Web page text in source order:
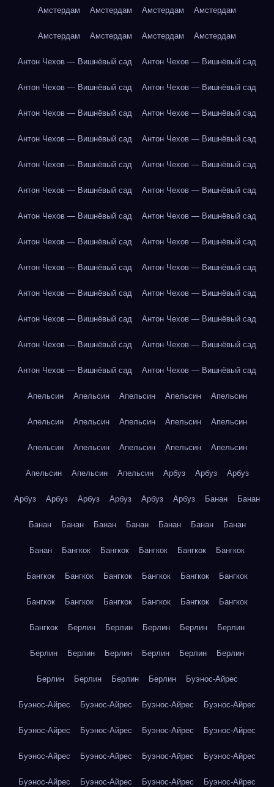
Амстердам Амстердам Амстердам Амстердам
Амстердам Амстердам Амстердам Амстердам
Антон Чехов — Вишнёвый сад Антон Чехов — Вишнёвый сад
Антон Чехов — Вишнёвый сад Антон Чехов — Вишнёвый сад
Антон Чехов — Вишнёвый сад Антон Чехов — Вишнёвый сад
Антон Чехов — Вишнёвый сад Антон Чехов — Вишнёвый сад
Антон Чехов — Вишнёвый сад Антон Чехов — Вишнёвый сад
Антон Чехов — Вишнёвый сад Антон Чехов — Вишнёвый сад
Антон Чехов — Вишнёвый сад Антон Чехов — Вишнёвый сад
Антон Чехов — Вишнёвый сад Антон Чехов — Вишнёвый сад
Антон Чехов — Вишнёвый сад Антон Чехов — Вишнёвый сад
Антон Чехов — Вишнёвый сад Антон Чехов — Вишнёвый сад
Антон Чехов — Вишнёвый сад Антон Чехов — Вишнёвый сад
Антон Чехов — Вишнёвый сад Антон Чехов — Вишнёвый сад
Антон Чехов — Вишнёвый сад Антон Чехов — Вишнёвый сад
Апельсин Апельсин Апельсин Апельсин Апельсин
Апельсин Апельсин Апельсин Апельсин Апельсин
Апельсин Апельсин Апельсин Апельсин Апельсин
Апельсин Апельсин Апельсин Арбуз Арбуз Арбуз
Арбуз Арбуз Арбуз Арбуз Арбуз Арбуз Банан Банан
Банан Банан Банан Банан Банан Банан Банан
Банан Бангкок Бангкок Бангкок Бангкок Бангкок
Бангкок Бангкок Бангкок Бангкок Бангкок Бангкок
Бангкок Бангкок Бангкок Бангкок Бангкок Бангкок
Бангкок Берлин Берлин Берлин Берлин Берлин
Берлин Берлин Берлин Берлин Берлин Берлин
Берлин Берлин Берлин Берлин Буэнос-Айрес
Буэнос-Айрес Буэнос-Айрес Буэнос-Айрес Буэнос-Айрес
Буэнос-Айрес Буэнос-Айрес Буэнос-Айрес Буэнос-Айрес
Буэнос-Айрес Буэнос-Айрес Буэнос-Айрес Буэнос-Айрес
Буэнос-Айрес Буэнос-Айрес Буэнос-Айрес Буэнос-Айрес